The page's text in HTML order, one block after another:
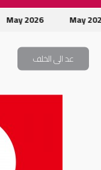
May 2026 May
عد الى الخلف